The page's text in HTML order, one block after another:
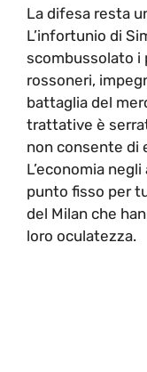
La difesa resta
L’infortunio di
scombussolato i
rossoneri,
battaglia del
trattative è
non consente di
L’economia
punto fisso per
del Milan che
loro oculatezza.